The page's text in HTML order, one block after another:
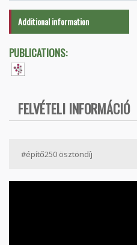
Additional information
PUBLICATIONS:
FELVÉTELI INFORMÁCIÓ
#építő250 ösztöndíj